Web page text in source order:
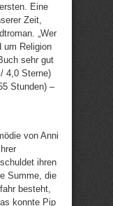
Eine
Zeit,
„Wer
um Religion
sehr gut
4,0 Sterne)
Stunden) –
von Anni
ihren
Summe, die
besteht,
konnte Pip